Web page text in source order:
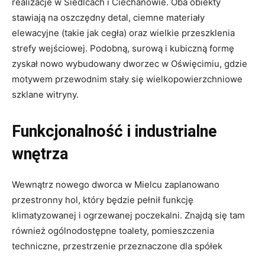
elewacyjne (takie jak cegła) oraz wielkie przeszklenia
strefy wejściowej. Podobną, surową i kubiczną formę
zyskał nowo wybudowany dworzec w Oświęcimiu, gdzie
motywem przewodnim stały się wielkopowierzchniowe
szklane witryny.
Funkcjonalność i industrialne
wnętrza
Wewnątrz nowego dworca w Mielcu zaplanowano
klimatyzowanej i ogrzewanej poczekalni. Znajdą się tam
również ogólnodostępne toalety, pomieszczenia
techniczne, przestrzenie przeznaczone dla spółek
kolejowych oraz wydzielone miejsce na niewielki punkt
handlowo-usługowy (np. kawiarnię lub sklep).